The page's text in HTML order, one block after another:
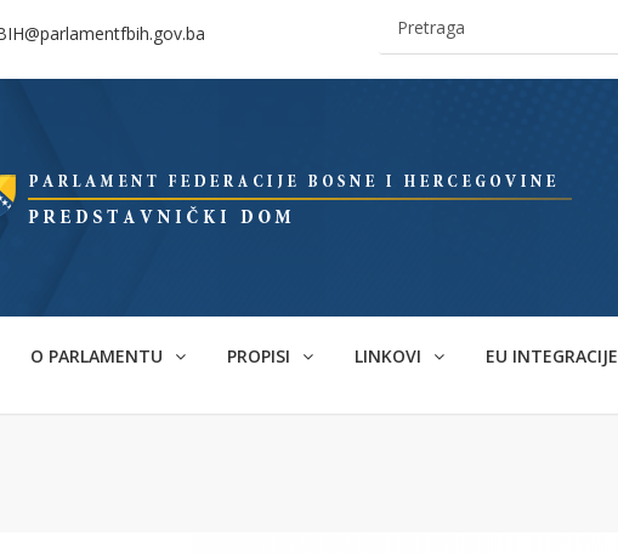
O PARLAMENTU PROPISI LINKOVI EU INTEGRACIJE